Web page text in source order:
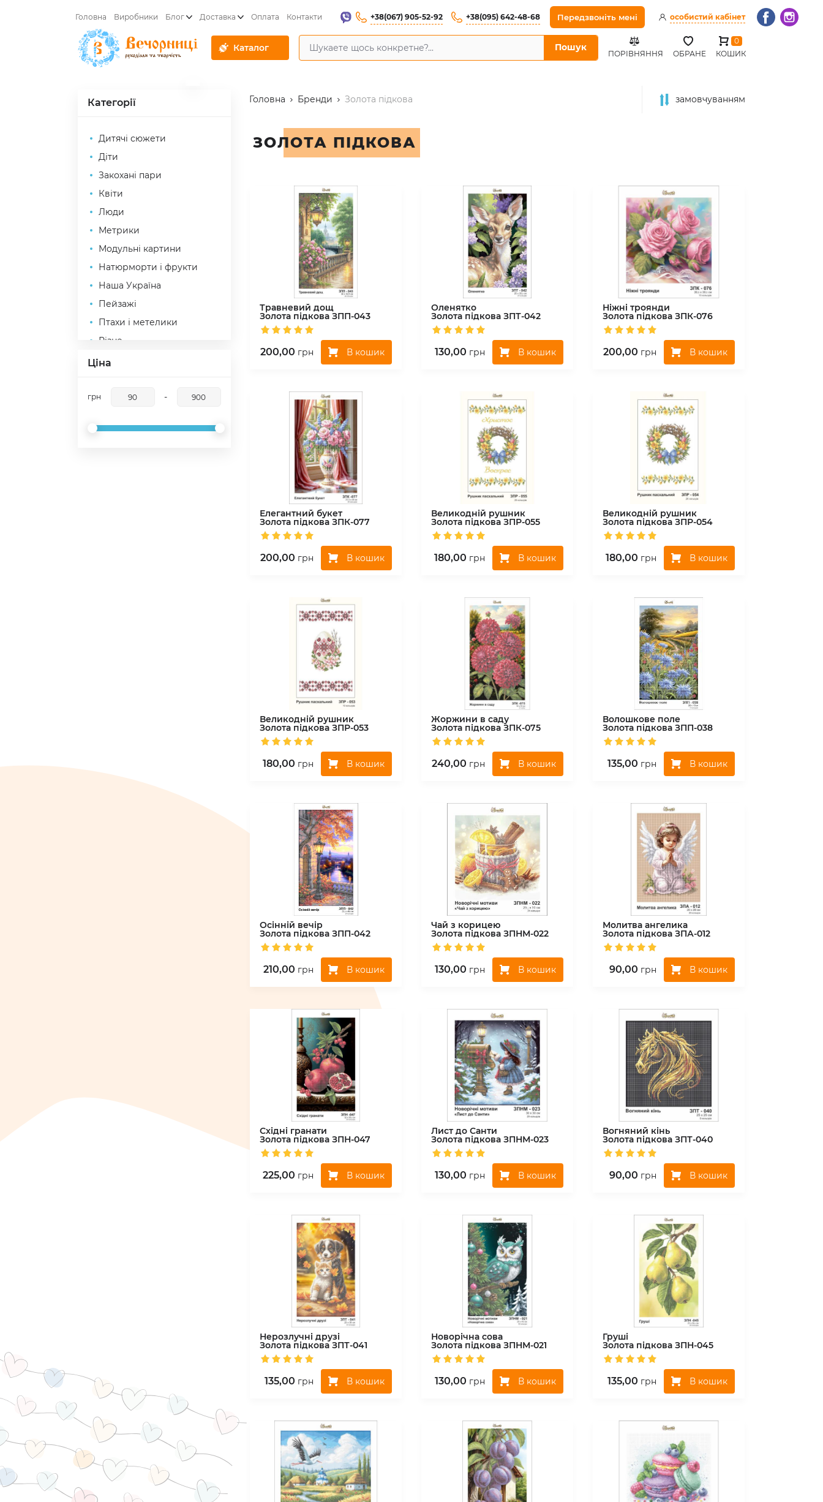
Головна Виробники Блог Доставка Оплата Контакти +38(067) 905-52-92 +38(095) 642-48-68 Передзвоніть мені особистий кабінет
Каталог
ПОРІВНЯННЯ ОБРАНЕ
0
КОШИК
Пошук
Категорії
Дитячі сюжети
Діти
Закохані пари
Квіти
Люди
Метрики
Модульні картини
Натюрморти і фрукти
Наша Україна
Пейзажі
Птахи і метелики
Різне
Тварини та риби
Фентазі та феї
Свята Родина
Ціна
грн -
замовчуванням
Головна Бренди Золота підкова
ЗОЛОТА ПІДКОВА
Травневий дощ
Золота підкова ЗПП-043
200,00 грн В кошик
Оленятко
Золота підкова ЗПТ-042
130,00 грн В кошик
Ніжні троянди
Золота підкова ЗПК-076
200,00 грн В кошик
Елегантний букет
Золота підкова ЗПК-077
200,00 грн В кошик
Великодній рушник
Золота підкова ЗПР-055
180,00 грн В кошик
Великодній рушник
Золота підкова ЗПР-054
180,00 грн В кошик
Великодній рушник
Золота підкова ЗПР-053
180,00 грн В кошик
Жоржини в саду
Золота підкова ЗПК-075
240,00 грн В кошик
Волошкове поле
Золота підкова ЗПП-038
135,00 грн В кошик
Осінній вечір
Золота підкова ЗПП-042
210,00 грн В кошик
Чай з корицею
Золота підкова ЗПНМ-022
130,00 грн В кошик
Молитва ангелика
Золота підкова ЗПА-012
90,00 грн В кошик
Східні гранати
Золота підкова ЗПН-047
225,00 грн В кошик
Лист до Санти
Золота підкова ЗПНМ-023
130,00 грн В кошик
Вогняний кінь
Золота підкова ЗПТ-040
90,00 грн В кошик
Нерозлучні друзі
Золота підкова ЗПТ-041
135,00 грн В кошик
Новорічна сова
Золота підкова ЗПНМ-021
130,00 грн В кошик
Груші
Золота підкова ЗПН-045
135,00 грн В кошик